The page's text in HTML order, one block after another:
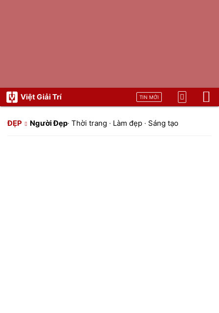
Việt Giải Trí TIN MỚI
ĐẸP Người Đẹp· Thời trang · Làm đẹp · Sáng tạo